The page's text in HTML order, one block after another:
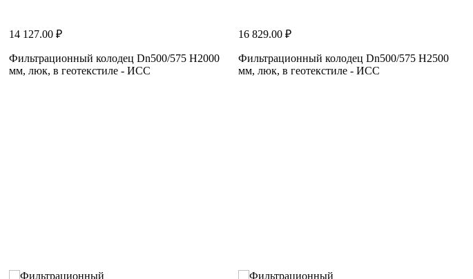
14 127.00 ₽
Фильтрационный колодец Dn500/575 H2000
мм, люк, в геотекстиле - ИСС
16 829.00 ₽
Фильтрационный колодец Dn500/575 H2500
мм, люк, в геотекстиле - ИСС